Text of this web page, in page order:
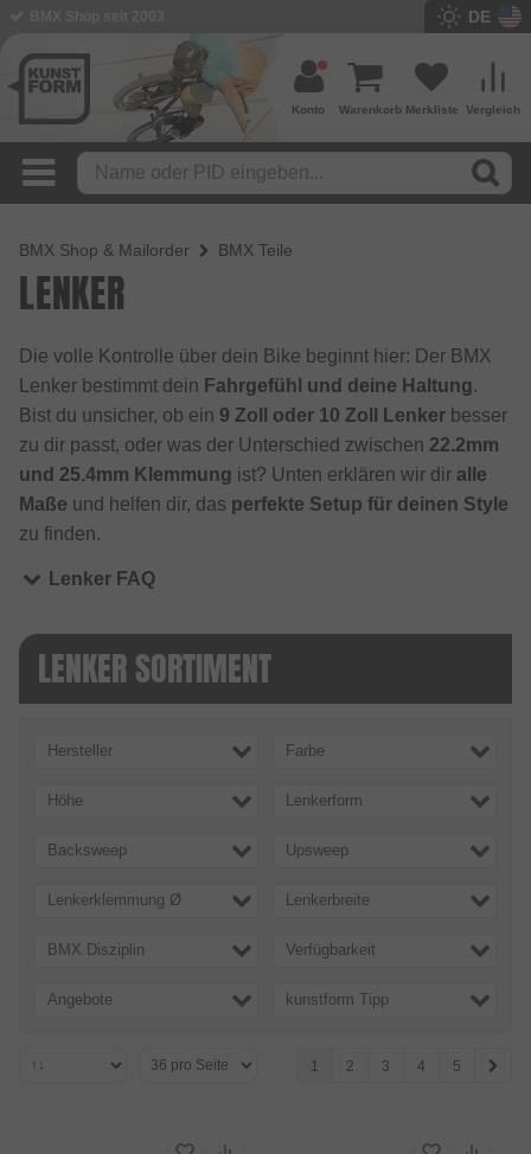
DE
Vergleich
Merkliste
Warenkorb
Konto
BMX Shop & Mailorder BMX Teile
LENKER
Die volle Kontrolle über dein Bike beginnt hier: Der BMX
Lenker bestimmt dein Fahrgefühl und deine Haltung.
Bist du unsicher, ob ein 9 Zoll oder 10 Zoll Lenker besser
zu dir passt, oder was der Unterschied zwischen 22.2mm
und 25.4mm Klemmung ist? Unten erklären wir dir alle
Maße und helfen dir, das perfekte Setup für deinen Style
zu finden.
Lenker FAQ
LENKER SORTIMENT
Hersteller Farbe
Höhe Lenkerform
Backsweep Upsweep
Lenkerklemmung Ø Lenkerbreite
BMX Disziplin Verfügbarkeit
Angebote kunstform Tipp
1 2 3 4 5